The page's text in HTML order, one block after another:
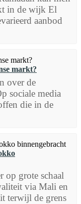
in de wijk El
aanbod
markt?
over de
sociale media
die in de
op grote schaal
via Mali en
terwijl de grens